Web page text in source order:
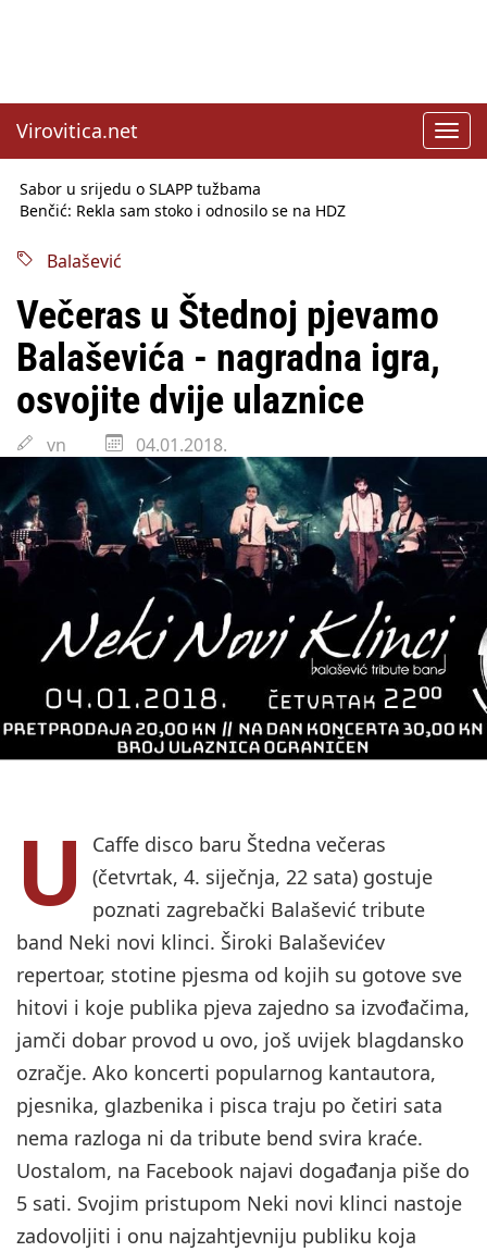
Virovitica.net
Sabor u srijedu o SLAPP tužbama
Benčić: Rekla sam stoko i odnosilo se na HDZ
godine
najavio za jesen
Državni tajnik Rukavina: Hrvatska ima 3,6 milijuna birača
HŽ Infrastruktura: Nesreće na željezničkim prijelazima
prepolovljene
Državni inspektorat opozvao Barebells pločicu - soft protein
bar Coco Choco
Balašević
Večeras u Štednoj pjevamo
Balaševića - nagradna igra,
osvojite dvije ulaznice
vn 04.01.2018.
U
Caffe disco baru Štedna večeras
(četvrtak, 4. siječnja, 22 sata) gostuje
poznati zagrebački Balašević tribute
band Neki novi klinci. Široki Balaševićev
repertoar, stotine pjesma od kojih su gotove sve
hitovi i koje publika pjeva zajedno sa izvođačima,
jamči dobar provod u ovo, još uvijek blagdansko
ozračje. Ako koncerti popularnog kantautora,
pjesnika, glazbenika i pisca traju po četiri sata
nema razloga ni da tribute bend svira kraće.
Uostalom, na Facebook najavi događanja piše do
5 sati. Svojim pristupom Neki novi klinci nastoje
zadovoljiti i onu najzahtjevniju publiku koja